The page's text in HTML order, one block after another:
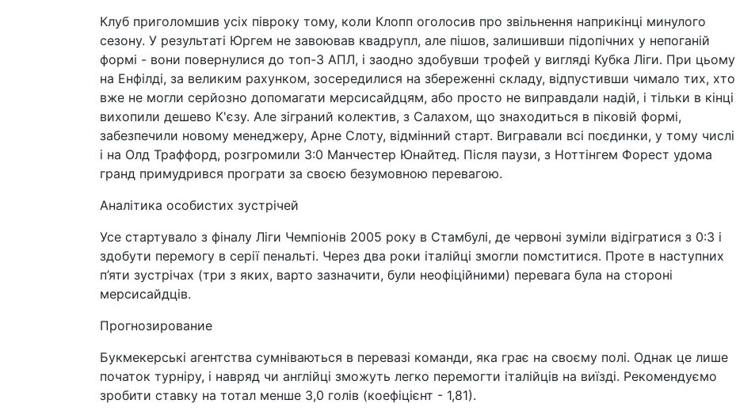
Клуб приголомшив усіх півроку тому, коли Клопп оголосив про звільнення наприкінці минулого
сезону. У результаті Юргем не завоював квадрупл, але пішов, залишивши підопічних у непоганій
формі - вони повернулися до топ-3 АПЛ, і заодно здобувши трофей у вигляді Кубка Ліги. При цьому
на Енфілді, за великим рахунком, зосередилися на збереженні складу, відпустивши чимало тих, хто
вже не могли серйозно допомагати мерсисайдцям, або просто не виправдали надій, і тільки в кінці
вихопили дешево К'єзу. Але зіграний колектив, з Салахом, що знаходиться в піковій формі,
забезпечили новому менеджеру, Арне Слоту, відмінний старт. Вигравали всі поєдинки, у тому числі
і на Олд Траффорд, розгромили 3:0 Манчестер Юнайтед. Після паузи, з Ноттінгем Форест удома
гранд примудрився програти за своєю безумовною перевагою.
Аналітика особистих зустрічей
Усе стартувало з фіналу Ліги Чемпіонів 2005 року в Стамбулі, де червоні зуміли відігратися з 0:3 і
здобути перемогу в серії пенальті. Через два роки італійці змогли помститися. Проте в наступних
п’яти зустрічах (три з яких, варто зазначити, були неофіційними) перевага була на стороні
мерсисайдців.
Прогнозирование
Букмекерські агентства сумніваються в перевазі команди, яка грає на своєму полі. Однак це лише
початок турніру, і навряд чи англійці зможуть легко перемогти італійців на виїзді. Рекомендуємо
зробити ставку на тотал менше 3,0 голів (коефіцієнт - 1,81).